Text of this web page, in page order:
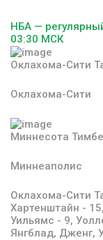
НБА —
03:30 МСК
Оклахома-Сити
Оклахома-Сити
Миннесота
Миннеаполис
Оклахома-Сити
Хартенштайн -
Уильямс - 9,
Янгблад, Дженг,